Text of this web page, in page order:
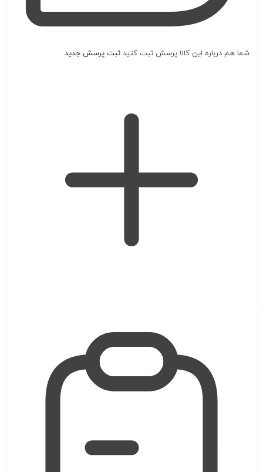
شما هم درباره این کالا پرسش ثبت کنید ثبت پرسش جدید